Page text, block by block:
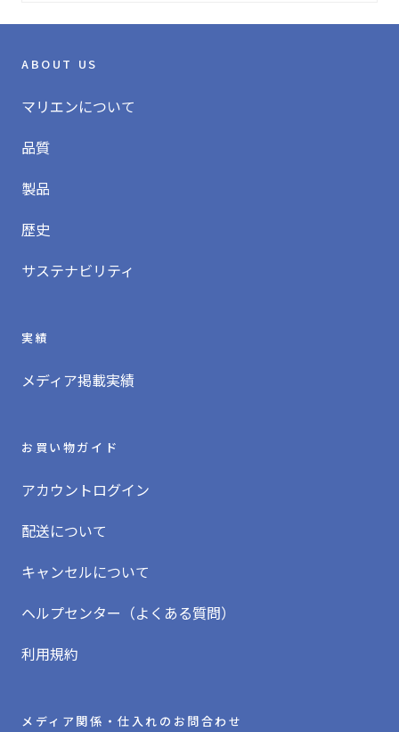
配合成分の特徴
合成防腐剤（パラベン・フェノキシエタノール）、合
剤）は一切不使用
あった方
合
ABOUT US
マリエンについて
品質
製品
歴史
サステナビリティ
実績
メディア掲載実績
お買い物ガイド
アカウントログイン
配送について
キャンセルについて
ヘルプセンター（よくある質問）
利用規約
メディア関係・仕入れのお問合わせ